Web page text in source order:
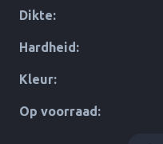
Dikte:
Hardheid:
Kleur:
Op voorraad: